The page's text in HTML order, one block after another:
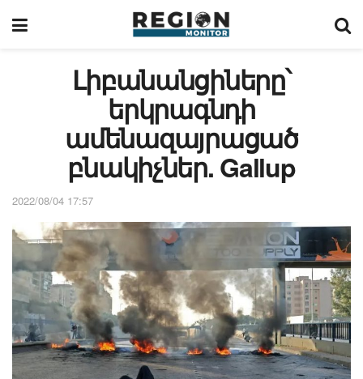
Լիբանանցիները՝
երկրագնդի
ամենազայրացած
բնակիչներ. Gallup
2022/08/04 17:57